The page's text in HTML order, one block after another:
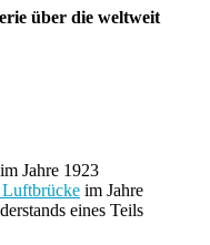
über die weltweit
Jahre 1923
im Jahre
eines Teils